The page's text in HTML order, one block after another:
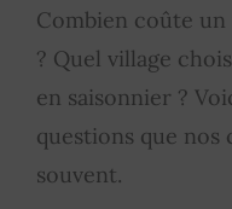
Combien coûte un
? Quel village
en saisonnier ?
questions que nos
souvent.